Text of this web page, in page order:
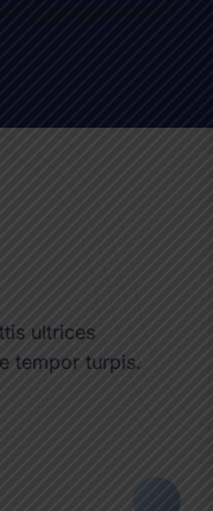
Back Form"]
ultrices
tempor turpis.